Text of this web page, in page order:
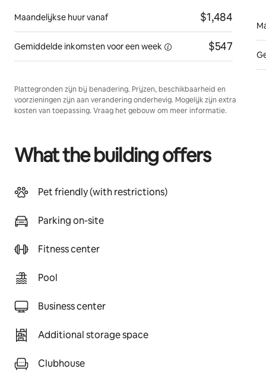
Maandelijkse huur vanaf $1,484
Gemiddelde inkomsten vooreen week $547
Plattegronden zijn bij benadering. Prijzen, beschikbaarheid en
voorzieningen zijn aan verandering onderhevig. Mogelijk zijn extra
kosten van toepassing. Vraag het gebouw om meer informatie.
What the building offers
Pet friendly (with restrictions)
Parking on-site
Fitness center
Pool
Business center
Additional storage space
Clubhouse